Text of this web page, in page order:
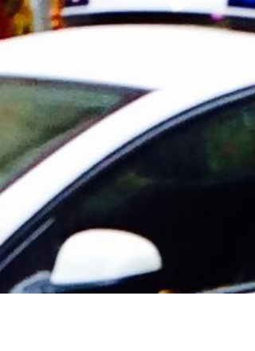
Sempione è stato raso al suolo nella mattinata di
oggi, mercoledì 4 marzo, dalle forze dell’ordine.
Da giorni la situazione si era fatta davvero
assolata, gli ombrelloni si succedevano l’uno
accanto all’altro, rendendo l’area verde non più
frequentabile per i cittadini. Per allontanare
pusher, drogati e prostitute in arrivo anche da
quartieri, si è reso necessario un intervento p